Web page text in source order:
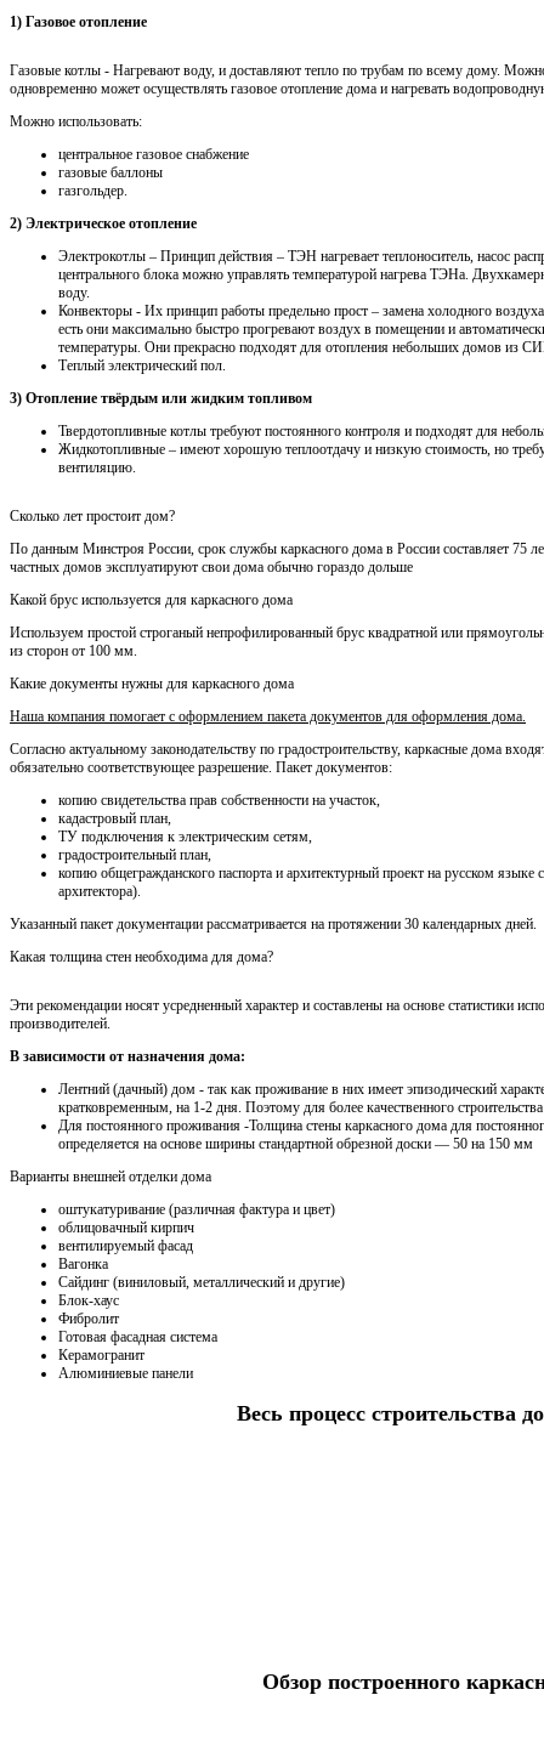
1) Газовое отопление
Газовые котлы - Нагревают воду, и доставляют тепло по трубам по всему дому.
одновременно может осуществлять газовое отопление дома и нагревать
Можно использовать:
центральное газовое снабжение
газовые баллоны
газгольдер.
2) Электрическое отопление
Электрокотлы – Принцип действия – ТЭН нагревает теплоноситель, насос
центрального блока можно управлять температурой нагрева ТЭНа.
воду.
Конвекторы - Их принцип работы предельно прост – замена холодного
есть они максимально быстро прогревают воздух в помещении и
температуры. Они прекрасно подходят для отопления небольших домов из
Теплый электрический пол.
3) Отопление твёрдым или жидким топливом
Твердотопливные котлы требуют постоянного контроля и подходят для
Жидкотопливные – имеют хорошую теплоотдачу и низкую стоимость, но
вентиляцию.
Сколько лет простоит дом?
По данным Минстроя России, срок службы каркасного дома в России составляет 75
частных домов эксплуатируют свои дома обычно гораздо дольше
Какой брус используется для каркасного дома
Используем простой строганый непрофилированный брус квадратной или
из сторон от 100 мм.
Какие документы нужны для каркасного дома
Наша компания помогает с оформлением пакета документов для оформления дома.
Согласно актуальному законодательству по градостроительству, каркасные дома
обязательно соответствующее разрешение. Пакет документов:
копию свидетельства прав собственности на участок,
кадастровый план,
ТУ подключения к электрическим сетям,
градостроительный план,
копию общегражданского паспорта и архитектурный проект на русском
архитектора).
Указанный пакет документации рассматривается на протяжении 30 календарных дней.
Какая толщина стен необходима для дома?
Эти рекомендации носят усредненный характер и составлены на основе статистики
производителей.
В зависимости от назначения дома:
Лентний (дачный) дом - так как проживание в них имеет эпизодический
кратковременным, на 1-2 дня. Поэтому для более качественного
Для постоянного проживания -Толщина стены каркасного дома для
определяется на основе ширины стандартной обрезной доски — 50 на 150 мм
Варианты внешней отделки дома
оштукатуривание (различная фактура и цвет)
облицовачный кирпич
вентилируемый фасад
Вагонка
Сайдинг (виниловый, металлический и другие)
Блок-хаус
Фибролит
Готовая фасадная система
Керамогранит
Алюминиевые панели
Весь процесс строительства
Обзор построенного